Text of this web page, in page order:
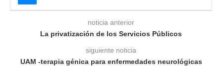
noticia anterior
La privatización de los Servicios Públicos
siguiente noticia
UAM -terapia génica para enfermedades neurológicas